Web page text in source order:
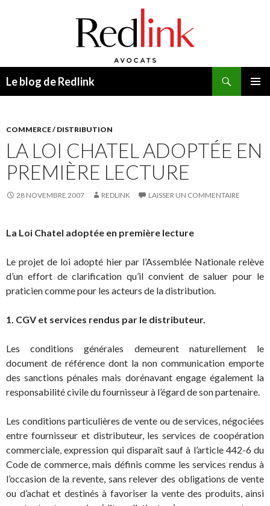
Le blog de Redlink
COMMERCE / DISTRIBUTION
LA LOI CHATEL ADOPTÉE EN
PREMIÈRE LECTURE
28 NOVEMBRE 2007 REDLINK LAISSER UN COMMENTAIRE
La Loi Chatel adoptée en première lecture
Le projet de loi adopté hier par l’Assemblée Nationale relève
d’un effort de clarification qu’il convient de saluer pour le
praticien comme pour les acteurs de la distribution.
1. CGV et services rendus par le distributeur.
Les conditions générales demeurent naturellement le
document de référence dont la non communication emporte
des sanctions pénales mais dorénavant engage également la
responsabilité civile du fournisseur à l’égard de son partenaire.
Les conditions particulières de vente ou de services, négociées
entre fournisseur et distributeur, les services de coopération
commerciale, expression qui disparaît sauf à l’article 442-6 du
Code de commerce, mais définis comme les services rendus à
l’occasion de la revente, sans relever des obligations de vente
ou d’achat et destinés à favoriser la vente des produits, ainsi